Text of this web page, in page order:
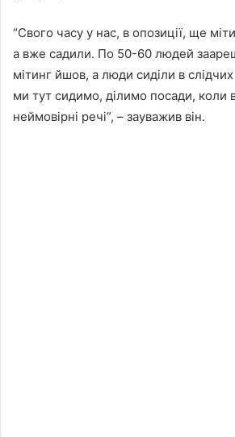
“Свого часу у нас, в опозиції, ще
а вже садили. По 50-60 людей
мітинг йшов, а люди сиділи в слідчих
ми тут сидимо, ділимо посади, коли
неймовірні речі”, – зауважив він.